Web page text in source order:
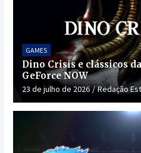
GAMES
Dino Crisis e clássicos
GeForce NOW
23 de julho de 2026 Redação